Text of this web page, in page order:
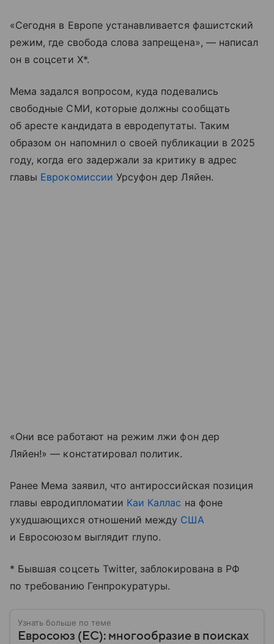
«Сегодня в Европе устанавливается фашистский
режим, где свобода слова запрещена», — написал
он в соцсети Х*.
Мема задался вопросом, куда подевались
свободные СМИ, которые должны сообщать
об аресте кандидата в евродепутаты. Таким
образом он напомнил о своей публикации в 2025
году, когда его задержали за критику в адрес
главы Еврокомиссии Урсуфон дер Ляйен.
«Они все работают на режим лжи фон дер
Ляйен!» — констатировал политик.
Ранее Мема заявил, что антироссийская позиция
главы евродипломатии Каи Каллас на фоне
ухудшающихся отношений между США
и Евросоюзом выглядит глупо.
* Бывшая соцсеть Twitter, заблокирована в РФ
по требованию Генпрокуратуры.
Узнать больше по теме
Евросоюз (ЕС): многообразие в поисках